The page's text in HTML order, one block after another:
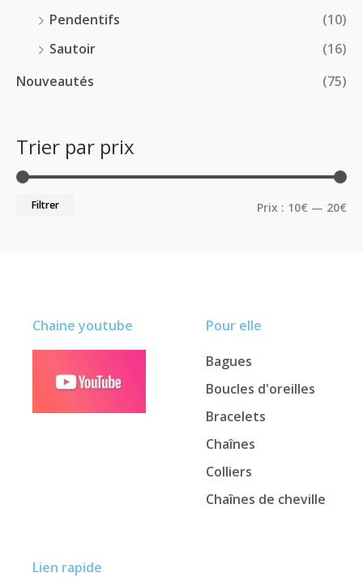
Pendentifs
(10)
Sautoir
(16)
Nouveautés
(75)
Trier par prix
Filtrer Prix : 10€ — 20€
Lien rapide
Pour elle
Bagues
Boucles d'oreilles
Bracelets
Chaînes
Colliers
Chaînes de cheville
Chaine youtube